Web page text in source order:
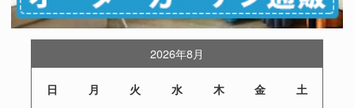
2026年8月
日 月 火 水 木 金 土